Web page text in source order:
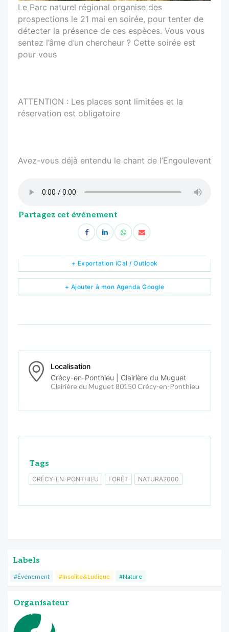
Le Parc naturel régional organise des
prospections le 21 mai en soirée, pour tenter de
détecter la présence de ces espèces. Vous vous
sentez l’âme d’un chercheur ? Cette soirée est
pour vous
ATTENTION : Les places sont limitées et la
réservation est obligatoire
Avez-vous déjà entendu le chant de l’Engoulevent
Partagez cet événement
+ Ajouter à mon Agenda Google
+ Exportation iCal / Outlook
Localisation
Crécy-en-Ponthieu | Clairière du Muguet
Clairière du Muguet 80150 Crécy-en-Ponthieu
Tags
CRÉCY-EN-PONTHIEU FORÊT NATURA2000
Labels
#Événement #Insolite&Ludique #Nature
Organisateur